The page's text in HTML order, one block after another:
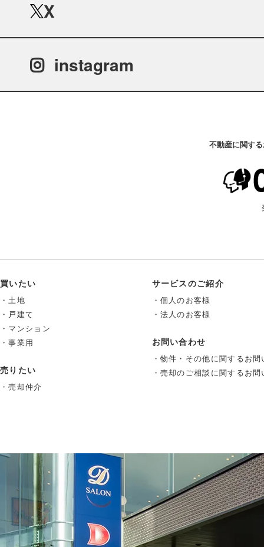
X
instagram
不動産に関す
買いたい
・土地
・戸建て
・マンション
・事業用
売りたい
・売却仲介
サービスのご紹介
・個人のお客様
・法人のお客様
お問い合わせ
・物件・その他に関するお
・売却のご相談に関するお